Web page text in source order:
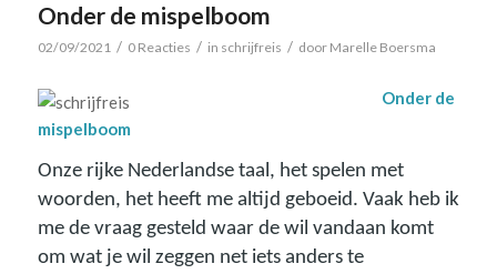
Onder de mispelboom
02/09/2021 / 0 Reacties / in schrijfreis / door Marelle Boersma
Onder de
mispelboom
Onze rijke Nederlandse taal, het spelen met
woorden, het heeft me altijd geboeid. Vaak heb ik
me de vraag gesteld waar de wil vandaan komt
om wat je wil zeggen net iets anders te